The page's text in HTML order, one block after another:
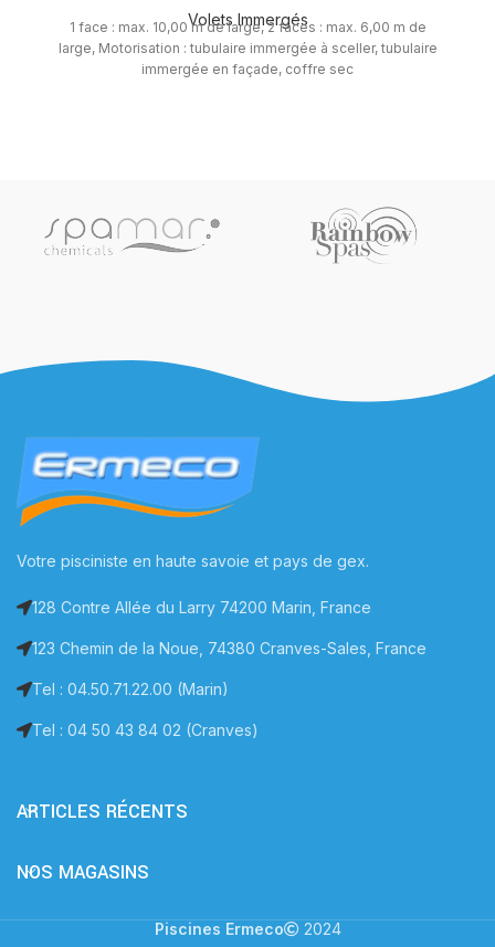
Volets Immergés
1 face : max. 10,00 m de large, 2 faces : max. 6,00 m de
large, Motorisation : tubulaire immergée à sceller, tubulaire
immergée en façade, coffre sec
Votre pisciniste en haute savoie et pays de gex.
128 Contre Allée du Larry 74200 Marin, France
123 Chemin de la Noue, 74380 Cranves-Sales, France
Tel : 04.50.71.22.00 (Marin)
Tel : 04 50 43 84 02 (Cranves)
ARTICLES RÉCENTS
NOS MAGASINS
Piscines Ermeco 2024